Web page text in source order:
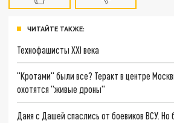
ЧИТАЙТЕ ТАКЖЕ:
Технофашисты XXI века
"Кротами" были все? Теракт в центре
охотятся "живые дроны"
Даня с Дашей спаслись от боевиков ВСУ.